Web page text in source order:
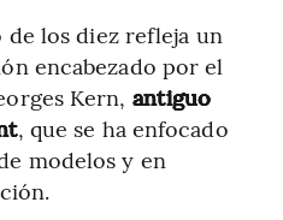
de los diez refleja un
encabezado por el
Kern, antiguo
, que se ha enfocado
modelos y en